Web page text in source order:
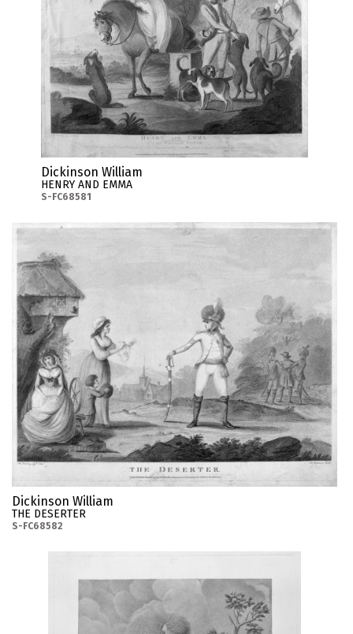
Dickinson William
HENRY AND EMMA
S-FC68581
Dickinson William
THE DESERTER
S-FC68582